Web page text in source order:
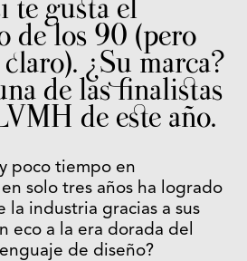
te gusta el
de los 90 (pero
¿Su marca?
de las finalistas
de este año.
poco tiempo en
solo tres años ha logrado
la industria gracias a sus
eco a la era dorada del
de diseño?